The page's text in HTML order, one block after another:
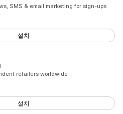
SMS & email marketing for sign-ups
설치
retailers worldwide
설치